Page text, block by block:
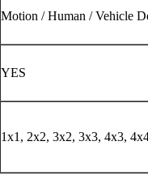
Motion / Human / Vehicle
YES
1x1, 2x2, 3x2, 3x3, 4x3,